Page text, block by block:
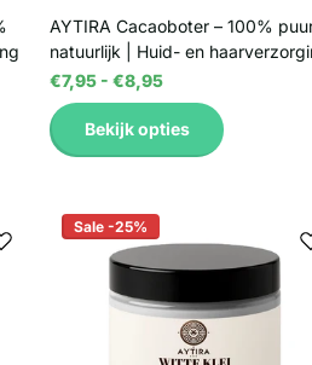
AYTIRA Cacaoboter – 100%
natuurlijk | Huid- en
€7,95 - €8,95
Bekijk opties
Sale -25%